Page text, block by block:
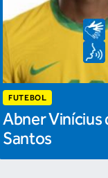
FUTEBOL
Abner Vinícius
Santos